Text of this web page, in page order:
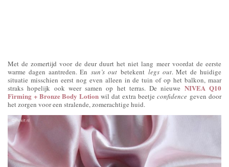
Met de zomertijd voor de deur duurt het niet lang meer voordat de eerste
warme dagen aantreden. Ensun’s out betekent legs out. Met de huidige
situatie misschien eerst nog even alleen in de tuin of op het balkon, maar
straks hopelijk ook weer samen op het terras. De nieuwe NIVEA Q10
Firming + Bronze Body Lotion wil dat extra beetjeconfidence geven door
het zorgen voor een stralende, zomerachtige huid.